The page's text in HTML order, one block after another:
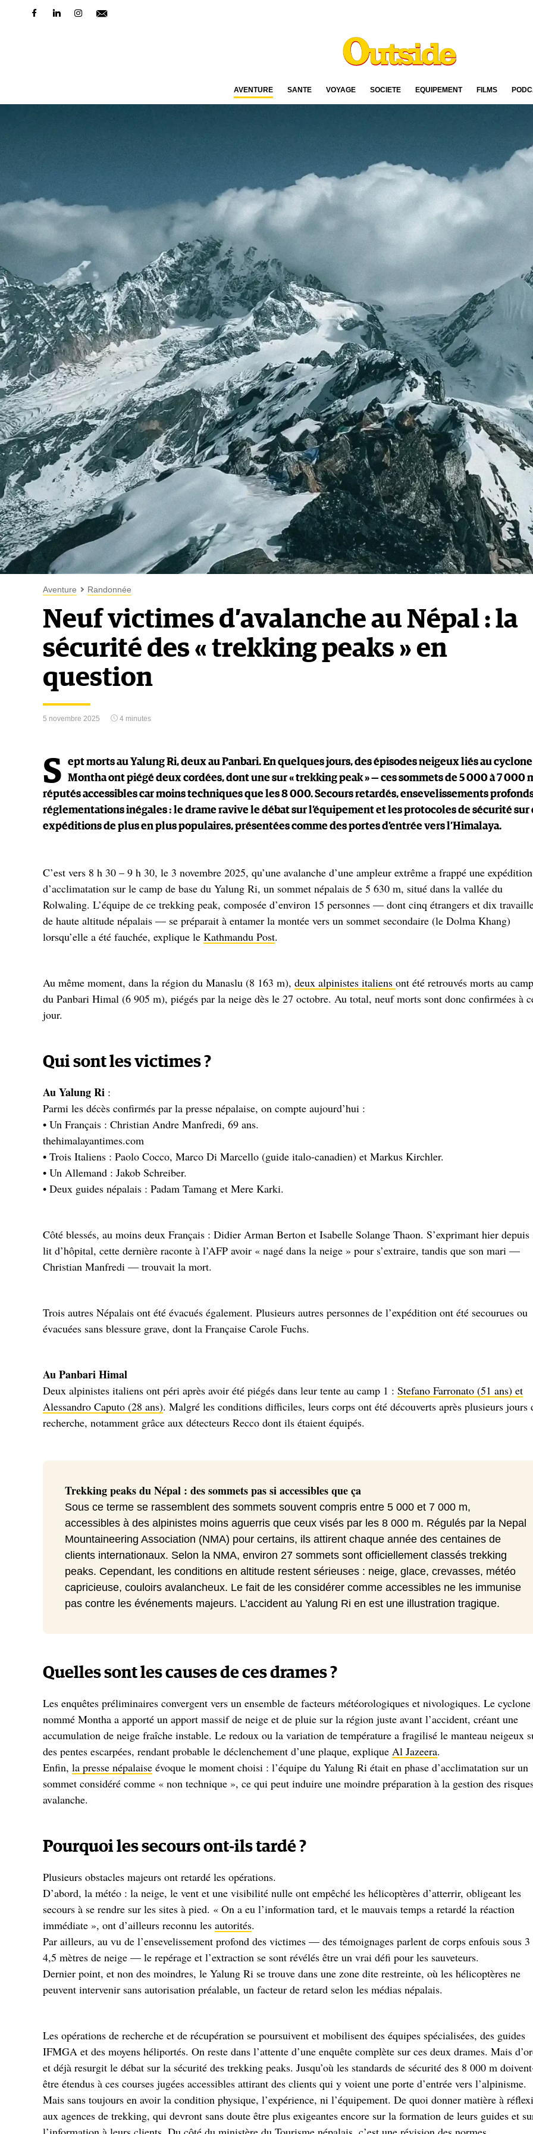
AVENTURE SANTÉ VOYAGE SOCIÉTÉ ÉQUIPEMENT FILMS
Aventure Randonnée
Neuf victimes d’avalanche au Népal : la
sécurité des « trekking peaks » en
question
5 novembre 2025 4 minutes
S
ept morts au Yalung Ri, deux au Panbari. En quelques jours, des épisodes neigeux liés au cyclone
Montha ont piégé deux cordées, dont une sur « trekking peak » — ces sommets de 5 000 à 7 000
réputés accessibles car moins techniques que les 8 000. Secours retardés, ensevelissements
réglementations inégales : le drame ravive le débat sur l’équipement et les protocoles de sécurité sur
expéditions de plus en plus populaires, présentées comme des portes d’entrée vers l’Himalaya.
C’est vers 8 h 30 – 9 h 30, le 3 novembre 2025, qu’une avalanche d’une ampleur extrême a frappé une expédition
d’acclimatation sur le camp de base du Yalung Ri, un sommet népalais de 5 630 m, situé dans la vallée du
Rolwaling. L’équipe de ce trekking peak, composée d’environ 15 personnes — dont cinq étrangers et dix
de haute altitude népalais — se préparait à entamer la montée vers un sommet secondaire (le Dolma Khang)
lorsqu’elle a été fauchée, explique le Kathmandu Post.
Au même moment, dans la région du Manaslu (8 163 m), deux alpinistes italiens ont été retrouvés morts au
du Panbari Himal (6 905 m), piégés par la neige dès le 27 octobre. Au total, neuf morts sont donc confirmées à
jour.
Qui sont les victimes ?
Au Yalung Ri :
Parmi les décès confirmés par la presse népalaise, on compte aujourd’hui :
• Un Français : Christian Andre Manfredi, 69 ans.
thehimalayantimes.com
• Trois Italiens : Paolo Cocco, Marco Di Marcello (guide italo-canadien) et Markus Kirchler.
• Un Allemand : Jakob Schreiber.
• Deux guides népalais : Padam Tamang et Mere Karki.
Côté blessés, au moins deux Français : Didier Arman Berton et Isabelle Solange Thaon. S’exprimant hier depuis
lit d’hôpital, cette dernière raconte à l’AFP avoir « nagé dans la neige » pour s’extraire, tandis que son mari —
Christian Manfredi — trouvait la mort.
Trois autres Népalais ont été évacués également. Plusieurs autres personnes de l’expédition ont été secourues ou
évacuées sans blessure grave, dont la Française Carole Fuchs.
Au Panbari Himal
Deux alpinistes italiens ont péri après avoir été piégés dans leur tente au camp 1 : Stefano Farronato (51 ans) et
Alessandro Caputo (28 ans). Malgré les conditions difficiles, leurs corps ont été découverts après plusieurs jours
recherche, notamment grâce aux détecteurs Recco dont ils étaient équipés.
Trekking peaks du Népal : des sommets pas si accessibles que ça
Sous ce terme se rassemblent des sommets souvent compris entre 5 000 et 7 000 m,
accessibles à des alpinistes moins aguerris que ceux visés par les 8 000 m. Régulés par la Nepal
Mountaineering Association (NMA) pour certains, ils attirent chaque année des centaines de
clients internationaux. Selon la NMA, environ 27 sommets sont officiellement classés trekking
peaks. Cependant, les conditions en altitude restent sérieuses : neige, glace, crevasses, météo
capricieuse, couloirs avalancheux. Le fait de les considérer comme accessibles ne les immunise
pas contre les événements majeurs. L’accident au Yalung Ri en est une illustration tragique.
Quelles sont les causes de ces drames ?
Les enquêtes préliminaires convergent vers un ensemble de facteurs météorologiques et nivologiques. Le cyclone
nommé Montha a apporté un apport massif de neige et de pluie sur la région juste avant l’accident, créant une
accumulation de neige fraîche instable. Le redoux ou la variation de température a fragilisé le manteau neigeux
des pentes escarpées, rendant probable le déclenchement d’une plaque, explique Al Jazeera.
Enfin, la presse népalaise évoque le moment choisi : l’équipe du Yalung Ri était en phase d’acclimatation sur un
sommet considéré comme « non technique », ce qui peut induire une moindre préparation à la gestion des
avalanche.
Pourquoi les secours ont-ils tardé ?
Plusieurs obstacles majeurs ont retardé les opérations.
D’abord, la météo : la neige, le vent et une visibilité nulle ont empêché les hélicoptères d’atterrir, obligeant les
secours à se rendre sur les sites à pied. « On a eu l’information tard, et le mauvais temps a retardé la réaction
immédiate », ont d’ailleurs reconnu les autorités.
Par ailleurs, au vu de l’ensevelissement profond des victimes — des témoignages parlent de corps enfouis sous 3
4,5 mètres de neige — le repérage et l’extraction se sont révélés être un vrai défi pour les sauveteurs.
Dernier point, et non des moindres, le Yalung Ri se trouve dans une zone dite restreinte, où les hélicoptères ne
peuvent intervenir sans autorisation préalable, un facteur de retard selon les médias népalais.
Les opérations de recherche et de récupération se poursuivent et mobilisent des équipes spécialisées, des guides
IFMGA et des moyens héliportés. On reste dans l’attente d’une enquête complète sur ces deux drames. Mais
et déjà resurgit le débat sur la sécurité des trekking peaks. Jusqu’où les standards de sécurité des 8 000 m
être étendus à ces courses jugées accessibles attirant des clients qui y voient une porte d’entrée vers l’alpinisme.
Mais sans toujours en avoir la condition physique, l’expérience, ni l’équipement. De quoi donner matière à
aux agences de trekking, qui devront sans doute être plus exigeantes encore sur la formation de leurs guides et